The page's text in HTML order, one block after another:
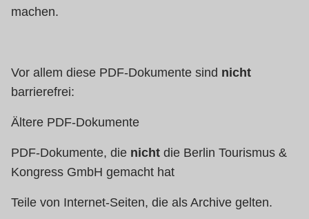
machen.
Vor allem diese PDF-Dokumente sind nicht
barrierefrei:
Ältere PDF-Dokumente
PDF-Dokumente, die nicht die Berlin Tourismus &
Kongress GmbH gemacht hat
Teile von Internet-Seiten, die als Archive gelten.